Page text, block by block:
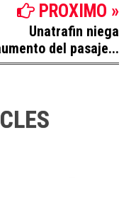
PROXIMO »
Unatrafin niega
del pasaje...